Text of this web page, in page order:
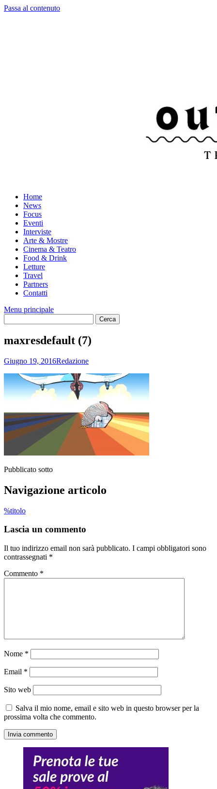
Passa al contenuto
Home
News
Focus
Eventi
Interviste
Arte & Mostre
Cinema & Teatro
Food & Drink
Letture
Travel
Partners
Contatti
Menu principale
maxresdefault (7)
Giugno 19, 2016Redazione
Pubblicato sotto
Navigazione articolo
%titolo
Lascia un commento
Il tuo indirizzo email non sarà pubblicato. I campi obbligatori sono
contrassegnati *
Commento *
Nome *
Email *
Sito web
Salva il mio nome, email e sito web in questo browser per la
prossima volta che commento.